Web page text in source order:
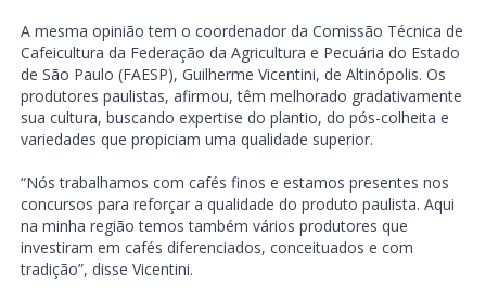
A mesma opinião tem o coordenador da Comissão Técnica de
Cafeicultura da Federação da Agricultura e Pecuária do Estado
de São Paulo (FAESP), Guilherme Vicentini, de Altinópolis. Os
produtores paulistas, afirmou, têm melhorado gradativamente
sua cultura, buscando expertise do plantio, do pós-colheita e
variedades que propiciam uma qualidade superior.
“Nós trabalhamos com cafés finos e estamos presentes nos
concursos para reforçar a qualidade do produto paulista. Aqui
na minha região temos também vários produtores que
investiram em cafés diferenciados, conceituados e com
tradição”, disse Vicentini.